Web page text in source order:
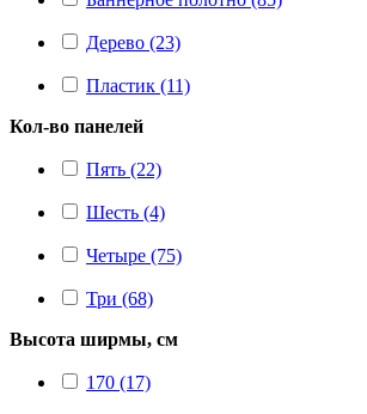
Дерево (23)
Пластик (11)
Кол-во панелей
Пять (22)
Шесть (4)
Четыре (75)
Три (68)
Высота ширмы, см
170 (17)